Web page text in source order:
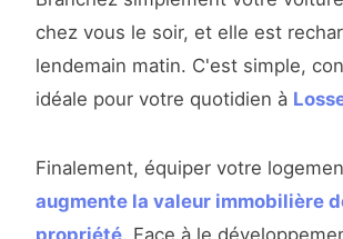
chez vous le soir, et elle est
lendemain matin. C'est simple,
idéale pour votre quotidien à
Finalement, équiper votre
augmente la valeur immobilière